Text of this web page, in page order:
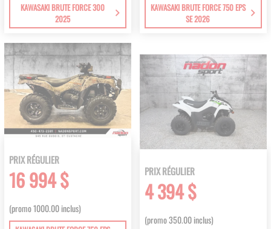
KAWASAKI BRUTE FORCE 300
2025
KAWASAKI BRUTE FORCE 750 EPS
SE 2026
PRIX RÉGULIER
16 994 $
(promo 1000.00 inclus)
PRIX RÉGULIER
4 394 $
(promo 350.00 inclus)